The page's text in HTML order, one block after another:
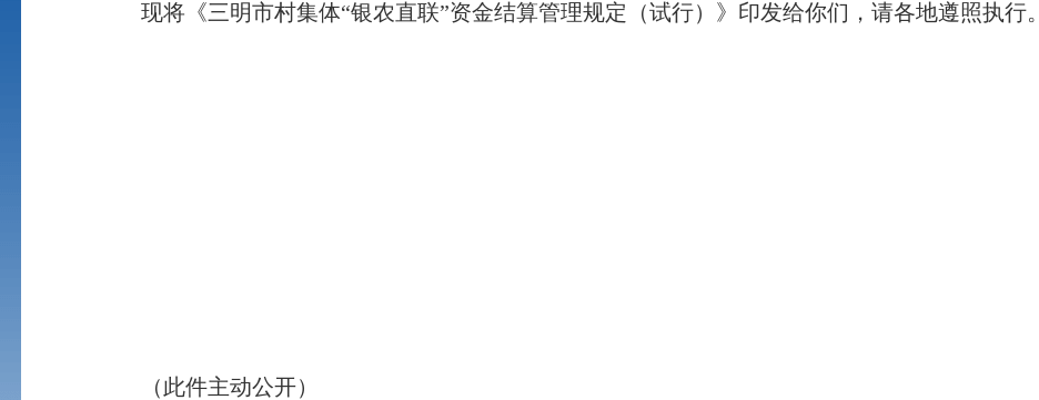
现将《三明市村集体“银农直联”资金结算管理规定（试行）》印发给你们，请各地遵照执行。
（此件主动公开）